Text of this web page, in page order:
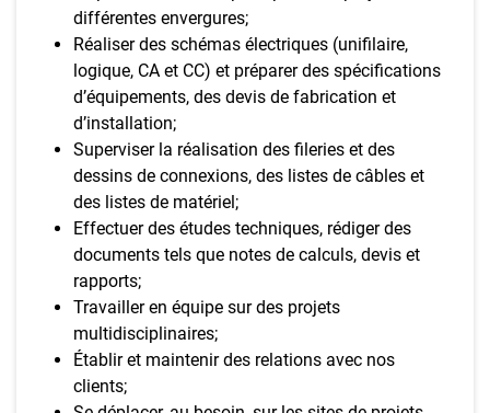
différentes envergures;
Réaliser des schémas électriques (unifilaire,
logique, CA et CC) et préparer des spécifications
d’équipements, des devis de fabrication et
d’installation;
Superviser la réalisation des fileries et des
dessins de connexions, des listes de câbles et
des listes de matériel;
Effectuer des études techniques, rédiger des
documents tels que notes de calculs, devis et
rapports;
Travailler en équipe sur des projets
multidisciplinaires;
Établir et maintenir des relations avec nos
clients;